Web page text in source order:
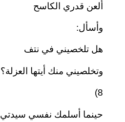
ألعن قدري الكاسح
وأسأل:
هل تلخصيني في نتف
وتخلصيني منك أيتها العزلة؟
8)
حينما أسلمك نفسي سيدتي